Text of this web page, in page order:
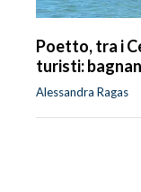
Poetto, tra i
turisti:
Alessandra Ragas